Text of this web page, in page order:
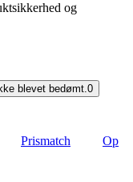
og
blevet bedømt. 0
Prismatch
Op